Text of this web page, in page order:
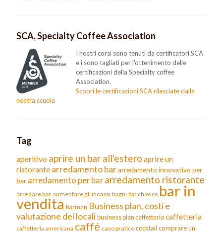
SCA, Specialty Coffee Association
I nostri corsi sono tenuti da certificatori SCA
e i sono tagliati per l'ottenimento delle
certificazioni della Specialty coffee
Association.
Scopri le certificazioni SCA rilasciate dalla
nostra scuola
Tag
aperitivo aprire un bar all'estero aprire un
ristorante arredamento bararredamento innovativo per
bar arredamento per bar arredamento ristorante
arredare bar aumentare gli incassi bagni bar chiosco bar in
vendita barman Business plan, costi e
valutazione dei localibusiness plan caffetteria caffetteria
caffetteria americana caffé caso pratico cocktail comprare un